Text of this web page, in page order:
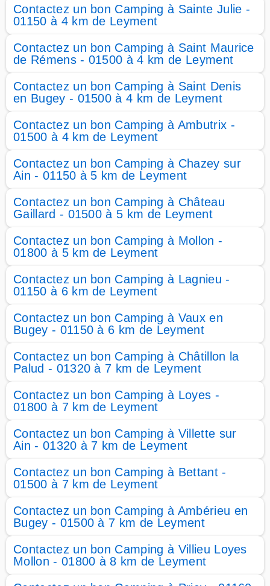
Contactez un bon Camping à Sainte Julie -
01150 à 4 km de Leyment
Contactez un bon Camping à Saint Maurice
de Rémens - 01500 à 4 km de Leyment
Contactez un bon Camping à Saint Denis
en Bugey - 01500 à 4 km de Leyment
Contactez un bon Camping à Ambutrix -
01500 à 4 km de Leyment
Contactez un bon Camping à Chazey sur
Ain - 01150 à 5 km de Leyment
Contactez un bon Camping à Château
Gaillard - 01500 à 5 km de Leyment
Contactez un bon Camping à Mollon -
01800 à 5 km de Leyment
Contactez un bon Camping à Lagnieu -
01150 à 6 km de Leyment
Contactez un bon Camping à Vaux en
Bugey - 01150 à 6 km de Leyment
Contactez un bon Camping à Châtillon la
Palud - 01320 à 7 km de Leyment
Contactez un bon Camping à Loyes -
01800 à 7 km de Leyment
Contactez un bon Camping à Villette sur
Ain - 01320 à 7 km de Leyment
Contactez un bon Camping à Bettant -
01500 à 7 km de Leyment
Contactez un bon Camping à Ambérieu en
Bugey - 01500 à 7 km de Leyment
Contactez un bon Camping à Villieu Loyes
Mollon - 01800 à 8 km de Leyment